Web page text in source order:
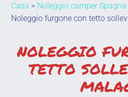
Casa > Noleggio camper Spagna
Noleggio furgone con tetto
NOLEGGIO
TETTO